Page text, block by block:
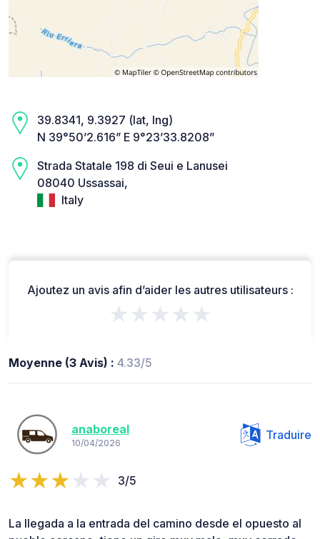
39.8341, 9.3927 (lat, lng)
N 39°50’2.616” E 9°23’33.8208”
Strada Statale 198 di Seui e Lanusei
08040 Ussassai,
Italy
Ajoutez un avis afin d’aider les autres utilisateurs :
★★★★★
Moyenne (3 Avis) : 4.33/5
anaboreal
10/04/2026
Traduire
3/5
La llegada a la entrada del camino desde el opuesto al